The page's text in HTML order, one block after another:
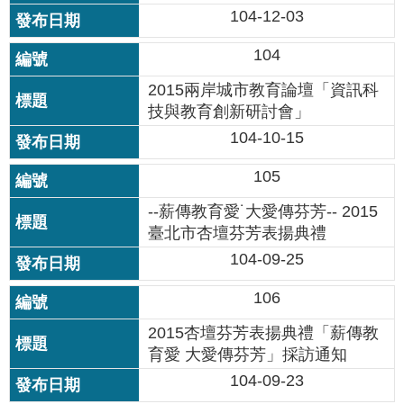
支
持
服
務
教
學
資
源
政
府
訊
公
開
申
請
案
件
104-12-03
104
2015兩岸城市教育論壇「資訊科
技與教育創新研討會」
104-10-15
105
--薪傳教育愛˙大愛傳芬芳-- 2015
臺北市杏壇芬芳表揚典禮
104-09-25
106
2015杏壇芬芳表揚典禮「薪傳教
育愛 大愛傳芬芳」採訪通知
104-09-23